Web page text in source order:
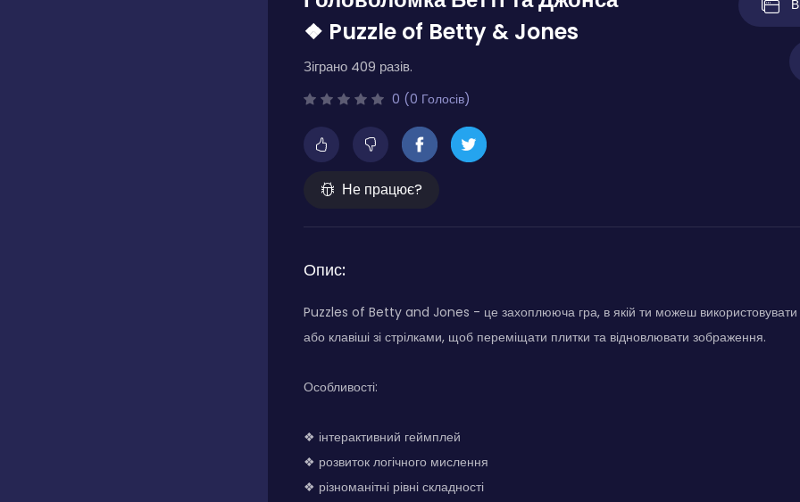
❖ Puzzle of Betty & Jones
Зіграно 409 разів.
0 (0 Голосів)
Не працює?
Опис:
Puzzles of Betty and Jones - це захоплююча гра, в якій ти можеш використовувати
або клавіші зі стрілками, щоб переміщати плитки та відновлювати зображення.
Особливості:
❖ інтерактивний геймплей
❖ розвиток логічного мислення
❖ різноманітні рівні складності